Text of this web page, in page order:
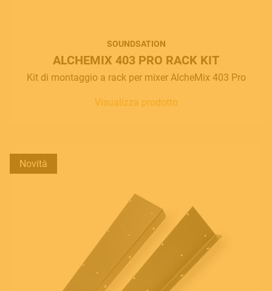
SOUNDSATION
ALCHEMIX 403 PRO RACK KIT
Kit di montaggio a rack per mixer AlcheMix 403 Pro
Visualizza prodotto
Novità